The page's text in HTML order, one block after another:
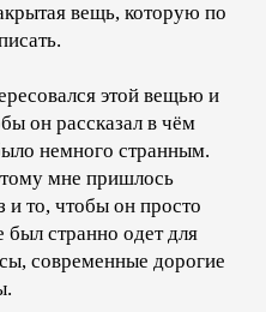
вещь, которую по
этой вещью и
он рассказал в чём
немного странным.
мне пришлось
и то, чтобы он просто
странно одет для
современные дорогие